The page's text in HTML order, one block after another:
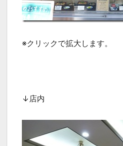
※クリックで拡大します。
↓店内